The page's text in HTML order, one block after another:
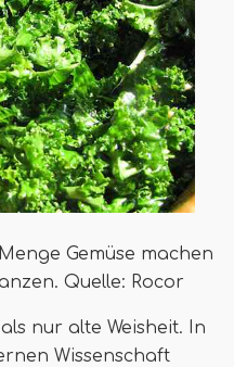
Gemüse machen
Quelle: Rocor
nur alte Weisheit. In
Wissenschaft